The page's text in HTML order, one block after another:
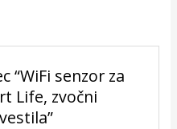
“WiFi senzor za
Life, zvočni